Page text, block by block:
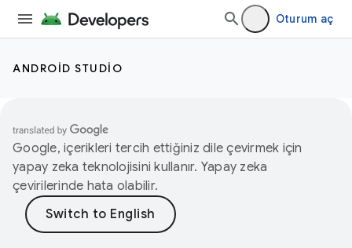
Oturum aç
ANDROID STUDIO
Google, içerikleri tercih ettiğiniz dile çevirmek için
yapay zeka teknolojisini kullanır. Yapay zeka
çevirilerinde hata olabilir.